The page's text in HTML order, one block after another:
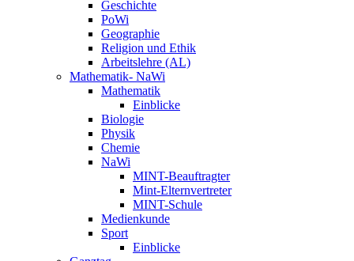
Geschichte
PoWi
Geographie
Religion und Ethik
Arbeitslehre (AL)
Mathematik- NaWi
Mathematik
Einblicke
Biologie
Physik
Chemie
NaWi
MINT-Beauftragter
Mint-Elternvertreter
MINT-Schule
Medienkunde
Sport
Einblicke